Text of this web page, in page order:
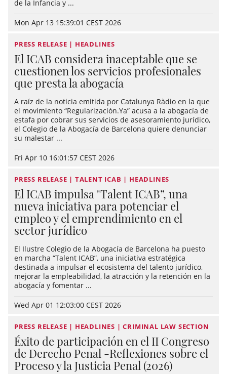
de la Infancia y ...
Mon Apr 13 15:39:01 CEST 2026
PRESS RELEASE | HEADLINES
El ICAB considera inaceptable que se
cuestionen los servicios profesionales
que presta la abogacía
A raíz de la noticia emitida por Catalunya Ràdio en la que
el movimiento “Regularización.Ya” acusa a la abogacía de
estafa por cobrar sus servicios de asesoramiento jurídico,
el Colegio de la Abogacía de Barcelona quiere denunciar
su malestar ...
Fri Apr 10 16:01:57 CEST 2026
PRESS RELEASE | TALENT ICAB | HEADLINES
El ICAB impulsa "Talent ICAB”, una
nueva iniciativa para potenciar el
empleo y el emprendimiento en el
sector jurídico
El Ilustre Colegio de la Abogacía de Barcelona ha puesto
en marcha “Talent ICAB”, una iniciativa estratégica
destinada a impulsar el ecosistema del talento jurídico,
mejorar la empleabilidad, la atracción y la retención en la
abogacía y fomentar ...
Wed Apr 01 12:03:00 CEST 2026
PRESS RELEASE | HEADLINES | CRIMINAL LAW SECTION
Éxito de participación en el II Congreso
de Derecho Penal -Reflexiones sobre el
Proceso y la Justicia Penal (2026)